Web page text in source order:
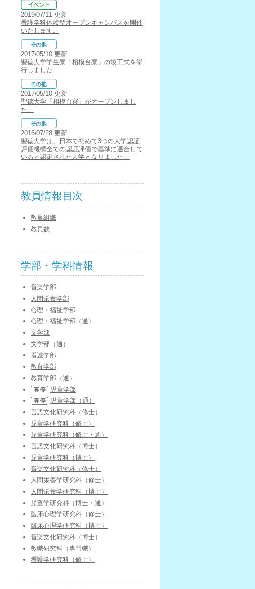
2019/07/11 更新
看護学科体験型オープンキャンパスを開催
いたします。
2017/05/10 更新
聖徳大学学生寮「相模台寮」の竣工式を挙
行しました
2017/05/10 更新
聖徳大学「相模台寮」がオープンしまし
た。
2016/07/28 更新
聖徳大学は、日本で初めて3つの大学認証
評価機構全ての認証評価で基準に適合して
いると認定された大学となりました。
教員情報目次
教員組織
教員数
学部・学科情報
音楽学部
人間栄養学部
心理・福祉学部
心理・福祉学部（通）
文学部
文学部（通）
看護学部
教育学部
教育学部（通）
児童学部
児童学部（通）
言語文化研究科（修士）
児童学研究科（修士）
児童学研究科（修士・通）
言語文化研究科（博士）
児童学研究科（博士）
音楽文化研究科（修士）
人間栄養学研究科（修士）
人間栄養学研究科（博士）
児童学研究科（博士・通）
臨床心理学研究科（修士）
臨床心理学研究科（博士）
音楽文化研究科（博士）
教職研究科（専門職）
看護学研究科（修士）